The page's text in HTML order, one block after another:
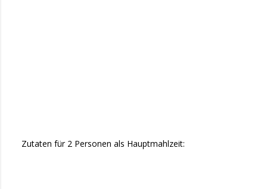
Zutaten für 2 Personen als Hauptmahlzeit: